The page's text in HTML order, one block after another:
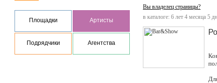
Площадки Артисты
Подрядчики Агентства
Вы владелец страницы?
в каталоге: 6 лет 4 месяца 5